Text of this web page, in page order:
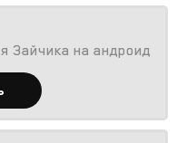
Зайчика на андроид